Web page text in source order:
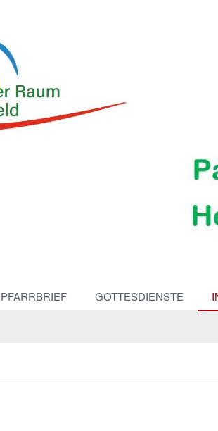
PFARRBRIEF GOTTESDIENSTE